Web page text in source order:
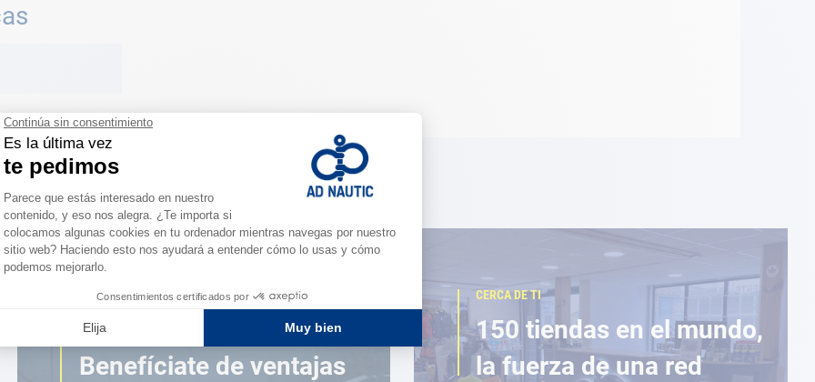
ESPACIO FIDELIDAD
¿Eres apasionado?
Benefíciate de ventajas
CERCA DE TI
150 tiendas en el mundo,
la fuerza de una red